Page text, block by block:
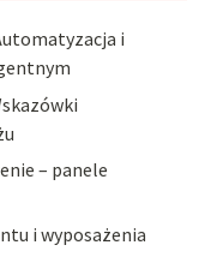
i
– panele
i wyposażenia